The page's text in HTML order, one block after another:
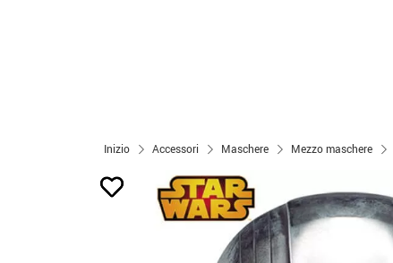
Inizio Accessori Maschere Mezzo maschere